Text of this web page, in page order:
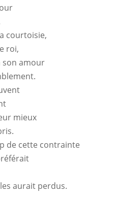
courtoisie,
roi,
son amour
mieux
de cette contrainte
aurait perdus.